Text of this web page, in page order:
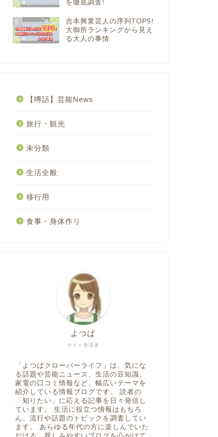
を徹底調査!
5
吉本興業芸人の序列TOP5!
大御所ランキングから見え
る大人の事情
【噂話】芸能News
旅行・観光
未分類
生活全般
移行用
食事・身体作り
サイト管理者
よつば
「よつばクローバーライフ」は、気にな
る話題や芸能ニュース、生活の豆知識、
家電の口コミ情報など、幅広いテーマを
紹介している情報ブログです。 読者の
「知りたい」に応える記事を日々発信し
ています。 生活に役立つ情報はもちろ
ん、流行や話題のトピックを調査してい
ます。 あらゆる年代の方に楽しんでいた